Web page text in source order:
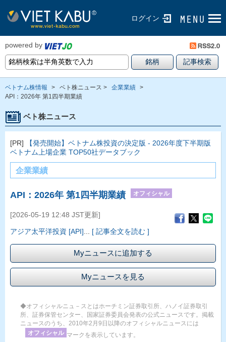
ログイン
powered by
ベトナム株情報 > ベト株ニュース > 企業業績 >
API：2026年 第1四半期業績
ベト株ニュース
[PR]
【発売開始】ベトナム株投資の決定版 - 2026年度下半期版
ベトナム上場企業 TOP50社データブック
企業業績
API：2026年 第1四半期業績 オフィシャル
[2026-05-19 12:48 JST更新]
アジア太平洋投資 [API] [ 記事全文を読む ]
Myニュースに追加する
Myニュースを見る
◆オフィシャルニュ－スとはホーチミン証券取引所、ハノイ証券取引
所、証券保管センター、国家証券委員会発表の公式ニュースです。掲載
ニュースのうち、2010年2月9日以降のオフィシャルニュースには
オフィシャル マークを表示しています。